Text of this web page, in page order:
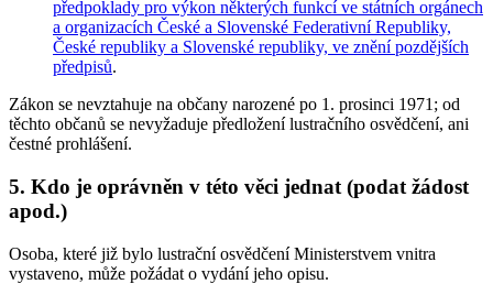
předpoklady pro výkon některých funkcí ve státních orgánech
a organizacích České a Slovenské Federativní Republiky,
České republiky a Slovenské republiky, ve znění pozdějších
předpisů.
Zákon se nevztahuje na občany narozené po 1. prosinci 1971; od
těchto občanů se nevyžaduje předložení lustračního osvědčení, ani
čestné prohlášení.
5. Kdo je oprávněn v této věci jednat (podat žádost
apod.)
Osoba, které již bylo lustrační osvědčení Ministerstvem vnitra
vystaveno, může požádat o vydání jeho opisu.